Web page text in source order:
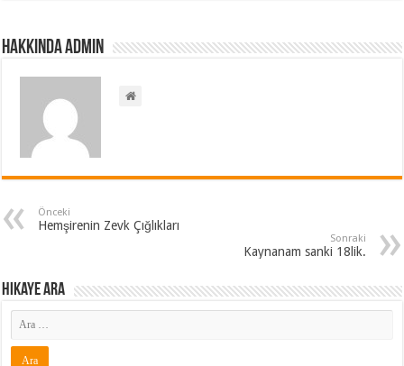
Hakkında admin
Önceki
Hemşirenin Zevk Çığlıkları
Sonraki
Kaynanam sanki 18lik.
Hikaye ARA